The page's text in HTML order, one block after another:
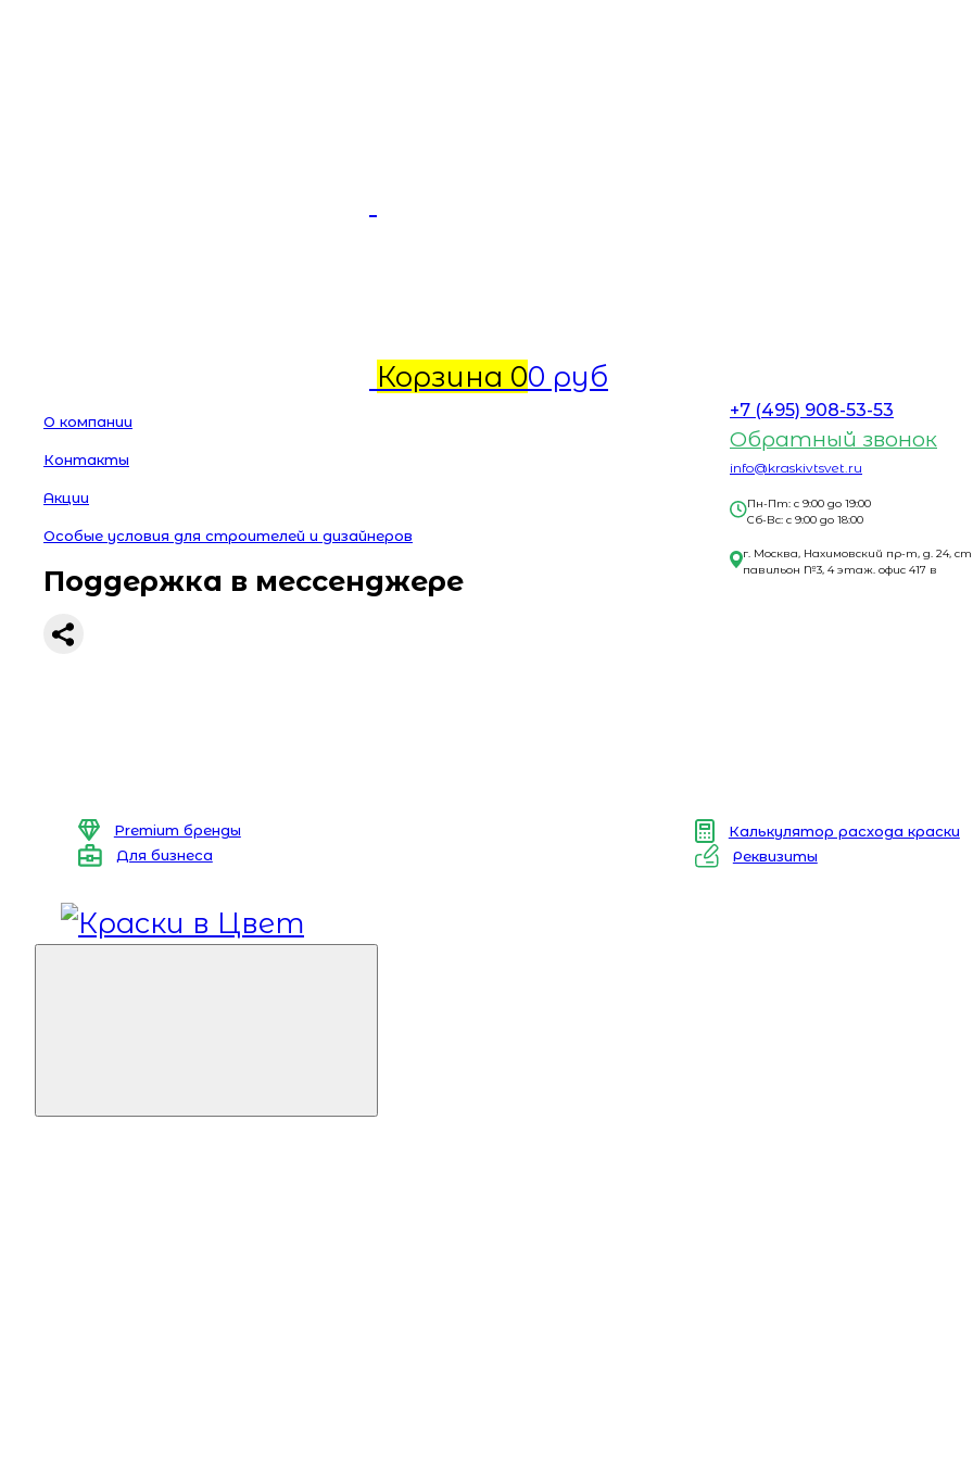
Корзина 00 руб
О компании
Контакты
Акции
Особые условия для строителей и дизайнеров
Поддержка в мессенджере
+7 (495) 908-53-53
Обратный звонок
info@kraskivtsvet.ru
Пн-Пт: с 9:00 до 19:00
Сб-Вс: с 9:00 до 18:00
г. Москва, Нахимовский пр-т, д. 24,
павильон №3, 4 этаж. офис 417 в
Premium бренды
Калькулятор расхода краски
Для бизнеса
Реквизиты